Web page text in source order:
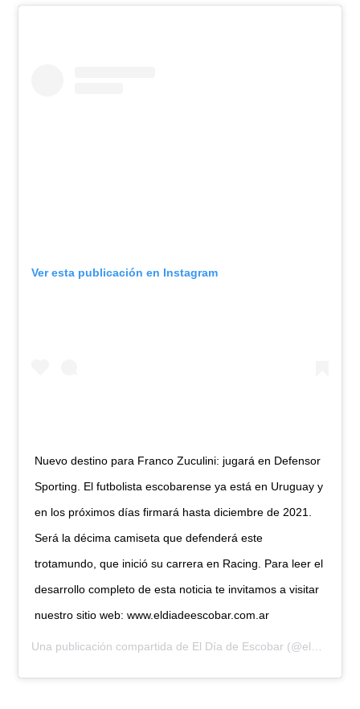
Ver esta publicación en Instagram
Nuevo destino para Franco Zuculini: jugará en Defensor
Sporting. El futbolista escobarense ya está en Uruguay y
en los próximos días firmará hasta diciembre de 2021.
Será la décima camiseta que defenderá este
trotamundo, que inició su carrera en Racing. Para leer el
desarrollo completo de esta noticia te invitamos a visitar
nuestro sitio web: www.eldiadeescobar.com.ar
Una publicación compartida de El Día de Escobar (@eldiadeescobar) el